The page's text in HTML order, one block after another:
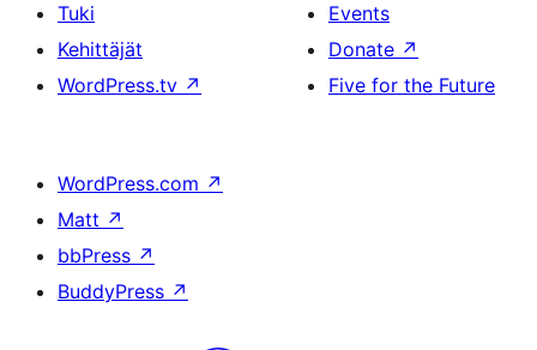
Tuki
Kehittäjät
WordPress.tv ↗
Events
Donate ↗
Five for the Future
WordPress.com ↗
Matt ↗
bbPress ↗
BuddyPress ↗